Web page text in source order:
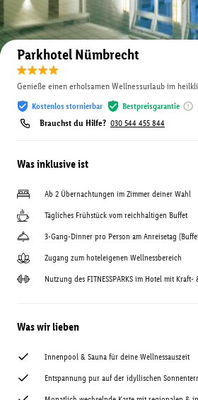
Parkhotel Nümbrecht
Genieße einen erholsamen Wellnessurlaub im
Kostenlos stornierbar Bestpreisgarantie
Brauchst du Hilfe? 030 544 455 844
Was inklusive ist
Ab 2 Übernachtungen im Zimmer deiner Wahl
Tägliches Frühstück vom reichhaltigen Buffet
3-Gang-Dinner pro Person am Anreisetag
Zugang zum hoteleigenen Wellnessbereich
Nutzung des FITNESSPARKS im Hotel mit
Was wir lieben
Innenpool & Sauna für deine Wellnessauszeit
Entspannung pur auf der idyllischen